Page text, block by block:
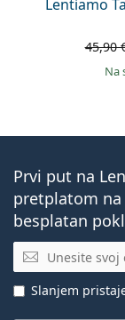
Lentiamo
45,90
Prvi put na
pretplatom
besplatan
E-mail
Slanjem